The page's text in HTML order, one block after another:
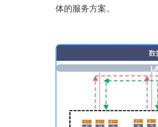
体的服务方案。